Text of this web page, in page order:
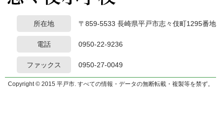
所在地 〒859-5533 長崎県平戸市志々伎町1295番地
電話 0950-22-9236
ファックス 0950-27-0049
Copyright © 2015 平戸市. すべての情報・データの無断転載・複製等を禁ず。